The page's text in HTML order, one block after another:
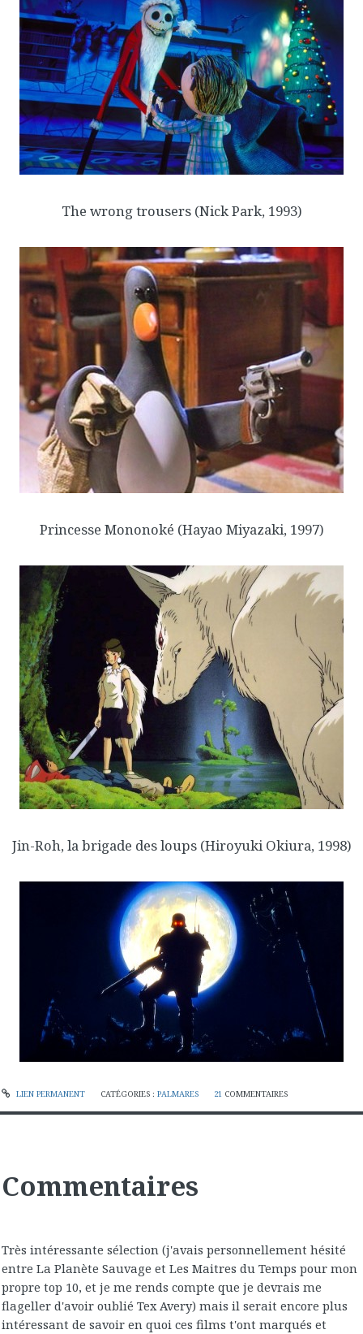
The wrong trousers(Nick Park, 1993)
Princesse Mononoké (Hayao Miyazaki, 1997)
Jin-Roh, la brigade des loups(Hiroyuki Okiura, 1998)
LIEN PERMANENT CATÉGORIES : PALMARES 21 COMMENTAIRES
Commentaires
Très intéressante sélection (j'avais personnellement hésité
entre La Planète Sauvage et Les Maitres du Temps pour mon
propre top 10, et je me rends compte que je devrais me
flageller d'avoir oublié Tex Avery) mais il serait encore plus
intéressant de savoir en quoi ces films t'ont marqués et